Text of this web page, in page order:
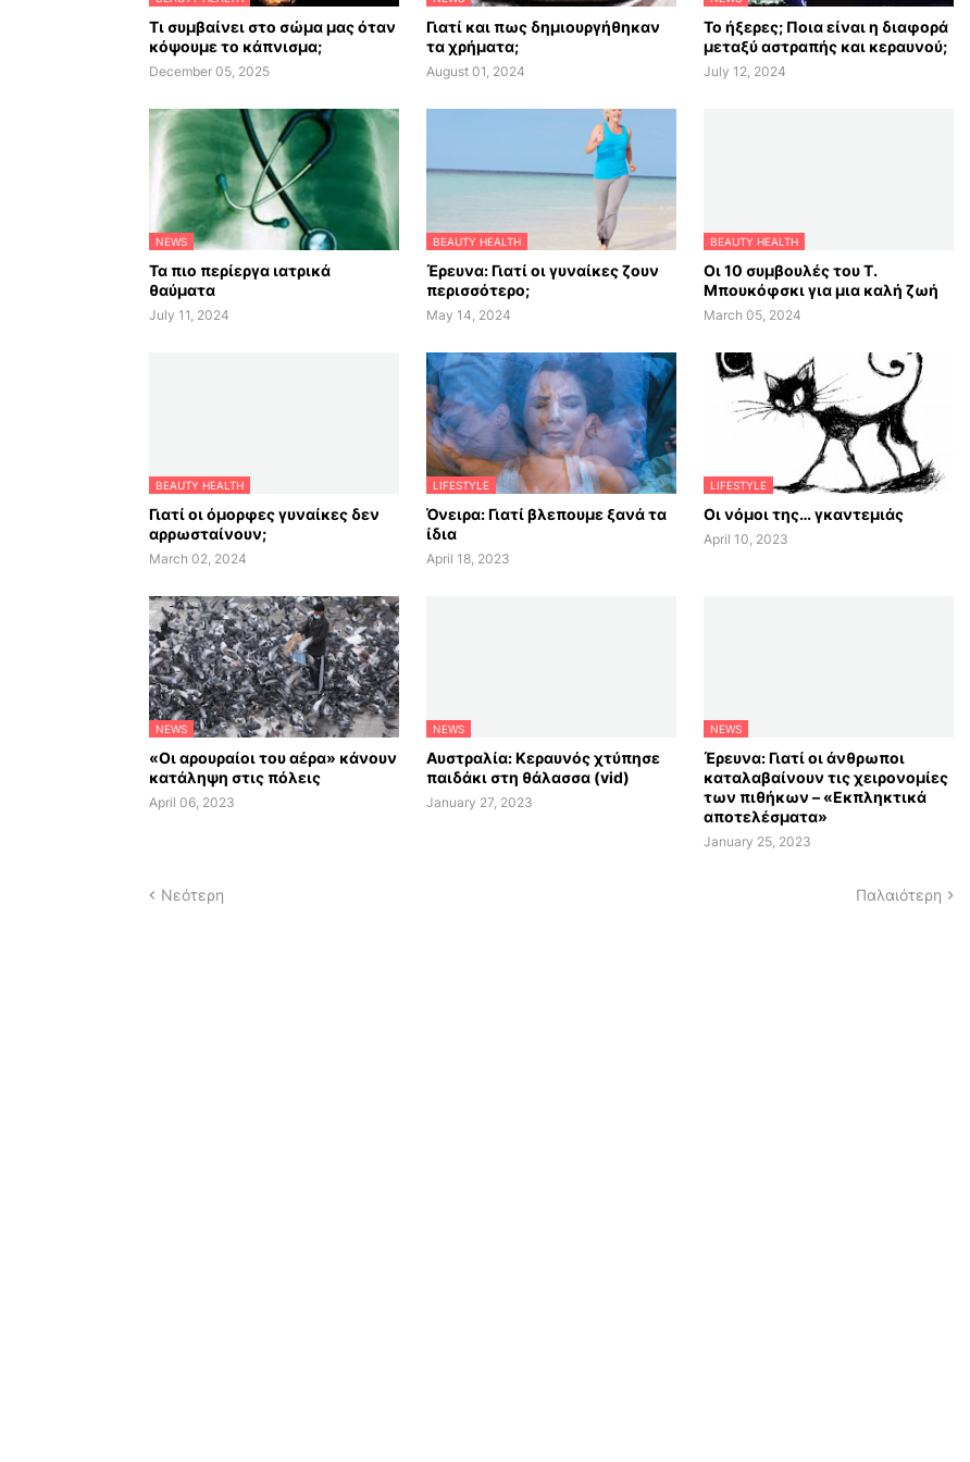
Τι συμβαίνει στο σώμα μας όταν
κόψουμε το κάπνισμα;
December 05, 2025
Γιατί και πως δημιουργήθηκαν
τα χρήματα;
August 01, 2024
Το ήξερες; Ποια είναι η διαφορά
μεταξύ αστραπής και κεραυνού;
July 12, 2024
NEWS
Τα πιο περίεργα ιατρικά
θαύματα
July 11, 2024
BEAUTY HEALTH
Έρευνα: Γιατί οι γυναίκες ζουν
περισσότερο;
May 14, 2024
BEAUTY HEALTH
Οι 10 συμβουλές του Τ.
Μπουκόφσκι για μια καλή ζωή
March 05, 2024
BEAUTY HEALTH
Γιατί οι όμορφες γυναίκες δεν
αρρωσταίνουν;
March 02, 2024
LIFESTYLE
Όνειρα: Γιατί βλεπουμε ξανά τα
ίδια
April 18, 2023
LIFESTYLE
Οι νόμοι της… γκαντεμιάς
April 10, 2023
NEWS
«Οι αρουραίοι του αέρα» κάνουν
κατάληψη στις πόλεις
April 06, 2023
NEWS
Αυστραλία: Κεραυνός χτύπησε
παιδάκι στη θάλασσα (vid)
January 27, 2023
NEWS
Έρευνα: Γιατί οι άνθρωποι
καταλαβαίνουν τις χειρονομίες
των πιθήκων – «Εκπληκτικά
αποτελέσματα»
January 25, 2023
Νεότερη Παλαιότερη